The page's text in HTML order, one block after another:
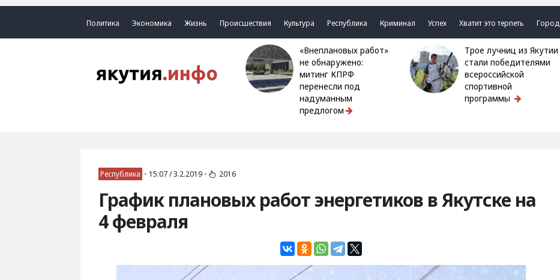
Политика Экономика Жизнь Происшествия Культура Республика Криминал Успех Хватит это терпеть Город
«Внеплановых работ»
не обнаружено:
митинг КПРФ
перенесли под
надуманным
предлогом
Трое лучниц из Якутии
стали победителями
всероссийской
спортивной
программы
Республика • 15:07 / 3.2.2019 • 2016
График плановых работ энергетиков в Якутске на
4 февраля